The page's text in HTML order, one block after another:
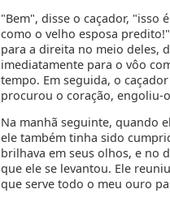
"Bem", disse o caçador, "isso
como o velho esposa
para a direita no meio deles,
imediatamente para o vôo
tempo. Em seguida, o
procurou o coração, engoliu-
Na manhã seguinte, quando
ele também tinha sido
brilhava em seus olhos, e no
que ele se levantou. Ele
que serve todo o meu ouro